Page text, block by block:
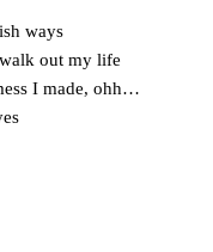
ways
out my life
I made, ohh…